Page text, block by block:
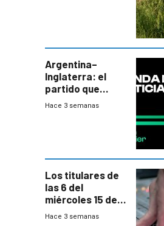
departamental
Argentina–
Inglaterra: el
partido que
nunca termina
Hace 3 semanas
Los titulares de
las 6 del
miércoles 15 de
julio de 2026
Hace 3 semanas